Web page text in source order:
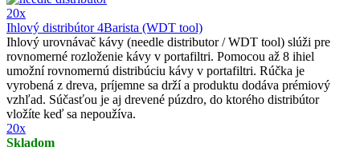
20x
Ihlový distribútor 4Barista (WDT tool)
Ihlový urovnávač kávy (needle distributor / WDT tool) slúži pre
rovnomerné rozloženie kávy v portafiltri. Pomocou až 8 ihiel
umožní rovnomernú distribúciu kávy v portafiltri. Rúčka je
vyrobená z dreva, príjemne sa drží a produktu dodáva prémiový
vzhľad. Súčasťou je aj drevené púzdro, do ktorého distribútor
vložíte keď sa nepoužíva.
20x
Skladom